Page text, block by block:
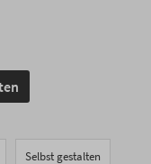
Selbst gestalten